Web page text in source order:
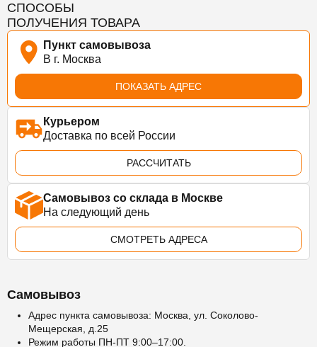
СПОСОБЫ
ПОЛУЧЕНИЯ ТОВАРА
Пункт самовывоза
В г. Москва
ПОКАЗАТЬ АДРЕС
Курьером
Доставка по всей России
РАССЧИТАТЬ
Самовывоз со склада в Москве
На следующий день
СМОТРЕТЬ АДРЕСА
Самовывоз
Адрес пункта самовывоза: Москва, ул. Соколово-
Мещерская, д.25
Режим работы ПН-ПТ 9:00–17:00.